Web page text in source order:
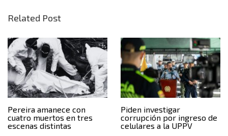
Related Post
Pereira amanece con
cuatro muertos en tres
escenas distintas
Piden investigar
corrupción por ingreso de
celulares a la UPPV